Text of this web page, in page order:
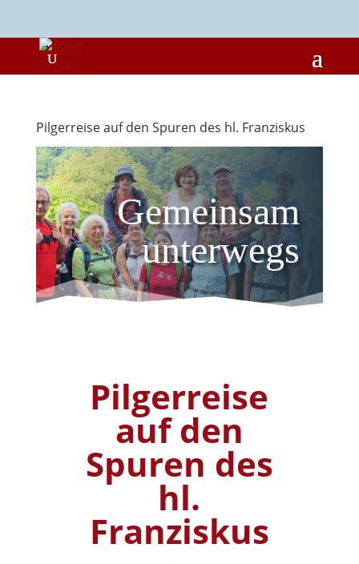
Pilgerreise auf den Spuren des hl. Franziskus
Gemeinsam
unterwegs
Pilgerreise
auf den
Spuren des
hl.
Franziskus